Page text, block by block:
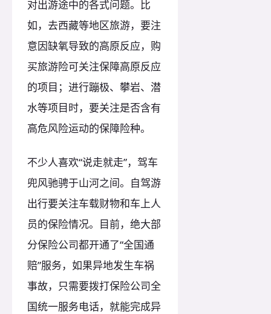
对出游途中的各式问题。比
如，去西藏等地区旅游，要注
意因缺氧导致的高原反应，购
买旅游险可关注保障高原反应
的项目；进行蹦极、攀岩、潜
水等项目时，要关注是否含有
高危风险运动的保障险种。
不少人喜欢“说走就走”，驾车
兜风驰骋于山河之间。自驾游
出行要关注车载财物和车上人
员的保险情况。目前，绝大部
分保险公司都开通了“全国通
赔”服务，如果异地发生车祸
事故，只需要拨打保险公司全
国统一服务电话，就能完成异